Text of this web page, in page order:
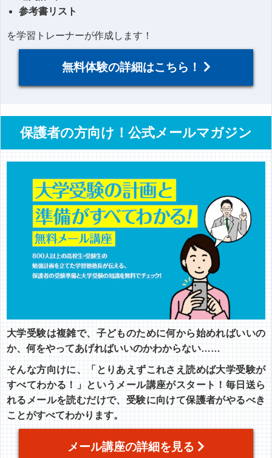
参考書リスト
を学習トレーナーが作成します！
無料体験の詳細はこちら！
保護者の方向け！公式メールマガジン
大学受験は複雑で、子どものために何から始めればいいの
か、何をやってあげればいいのかわからない……
そんな方向けに、「とりあえずこれさえ読めば大学受験が
すべてわかる！」というメール講座がスタート！毎日送ら
れるメールを読むだけで、受験に向けて保護者がやるべき
ことがすべてわかります。
メール講座の詳細を見る